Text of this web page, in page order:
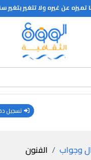
عن غيره ولا تتغير
تسجيل
وجواب الفنون